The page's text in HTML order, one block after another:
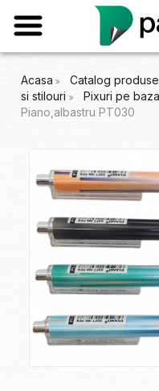
Acasa Catalog produse
si stilouri
Pixuri pe
Piano,albastru PT030